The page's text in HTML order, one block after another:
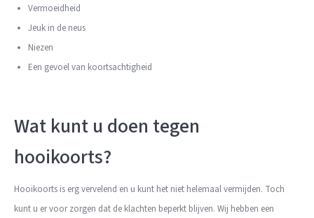
Vermoeidheid
Jeuk in de neus
Niezen
Een gevoel van koortsachtigheid
Wat kunt u doen tegen
hooikoorts?
Hooikoorts is erg vervelend en u kunt het niet helemaal vermijden. Toch
kunt u er voor zorgen dat de klachten beperkt blijven. Wij hebben een